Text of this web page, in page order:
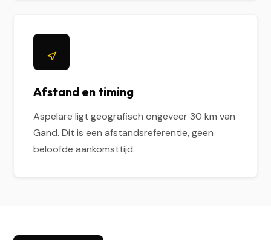
Afstand en timing
Aspelare ligt geografisch ongeveer 30 km van
Gand. Dit is een afstandsreferentie, geen
beloofde aankomsttijd.